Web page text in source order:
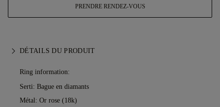
PRENDRE RENDEZ-VOUS
DÉTAILS DU PRODUIT
Ring information:
Serti: Bague en diamants
Métal: Or rose (18k)